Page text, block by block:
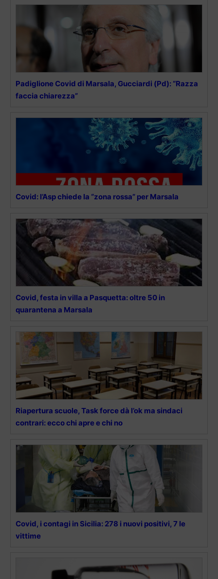
Padiglione Covid di Marsala, Gucciardi (Pd): “Razza
faccia chiarezza”
Covid: l’Asp chiede la “zona rossa” per Marsala
Covid, festa in villa a Pasquetta: oltre 50 in
quarantena a Marsala
Riapertura scuole, Task force dà l’ok ma sindaci
contrari: ecco chi apre e chi no
Covid, i contagi in Sicilia: 278 i nuovi positivi, 7 le
vittime